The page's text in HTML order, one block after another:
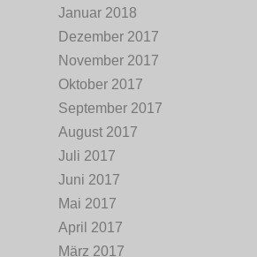
Januar 2018
Dezember 2017
November 2017
Oktober 2017
September 2017
August 2017
Juli 2017
Juni 2017
Mai 2017
April 2017
März 2017